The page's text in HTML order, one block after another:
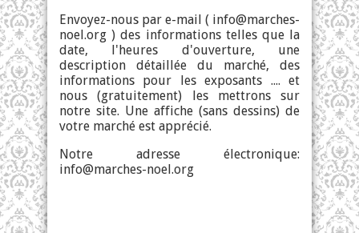
Envoyez-nous par e-mail ( info@marches-
noel.org ) des informations telles que la
date, l'heures d'ouverture, une
description détaillée du marché, des
informations pour les exposants .... et
nous (gratuitement) les mettrons sur
notre site. Une affiche (sans dessins) de
votre marché est apprécié.
Notre adresse électronique:
info@marches-noel.org